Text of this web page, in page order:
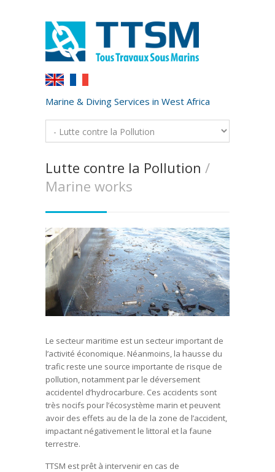
Marine & Diving Services in West Africa
Lutte contre la Pollution /
Marine works
Le secteur maritime est un secteur important de
l’activité économique. Néanmoins, la hausse du
trafic reste une source importante de risque de
pollution, notamment par le déversement
accidentel d’hydrocarbure. Ces accidents sont
très nocifs pour l’écosystème marin et peuvent
avoir des effets au de la de la zone de l’accident,
impactant négativement le littoral et la faune
terrestre.
TTSM est prêt à intervenir en cas de